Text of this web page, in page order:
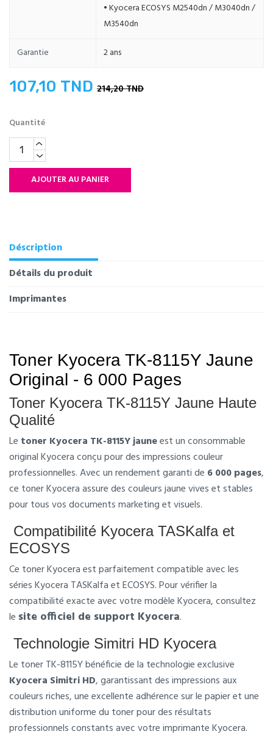
• Kyocera ECOSYS M2540dn / M3040dn /
M3540dn
Garantie 2 ans
107,10 TND 214,20 TND
Quantité
AJOUTER AU PANIER
Déscription
Détails du produit
Imprimantes
Toner Kyocera TK-8115Y Jaune
Original - 6 000 Pages
Toner Kyocera TK-8115Y Jaune Haute
Qualité
Le toner Kyocera TK-8115Y jauneest un consommable
original Kyocera conçu pour des impressions couleur
professionnelles. Avec un rendement garanti de 6 000 pages,
ce toner Kyocera assure des couleurs jaune vives et stables
pour tous vos documents marketing et visuels.
Compatibilité Kyocera TASKalfa et
ECOSYS
Ce toner Kyocera est parfaitement compatible avec les
séries Kyocera TASKalfa et ECOSYS. Pour vérifier la
compatibilité exacte avec votre modèle Kyocera, consultez
le site officiel de support Kyocera.
Technologie Simitri HD Kyocera
Le toner TK-8115Y bénéficie de la technologie exclusive
Kyocera Simitri HD, garantissant des impressions aux
couleurs riches, une excellente adhérence sur le papier et une
distribution uniforme du toner pour des résultats
professionnels constants avec votre imprimante Kyocera.